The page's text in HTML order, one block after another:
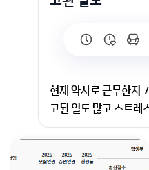
현재 약사로 근무한지
고된 일도 많고 스트레
이가 30대 초반이고
다.병원약사분들 신랑
정사 이런 사이트에 의